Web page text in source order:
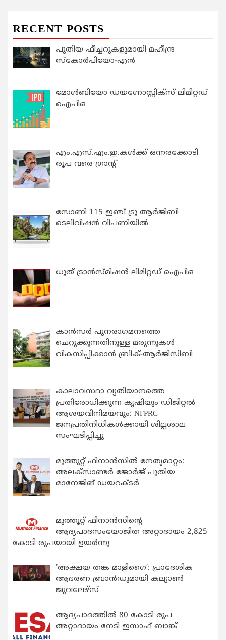
RECENT POSTS
പുതിയ ഫീച്ചറുകളുമായി മഹീന്ദ്ര
സ്കോർപിയോ-എൻ
മോൾബിയോ ഡയഗ്നോസ്റ്റിക്സ് ലിമിറ്റഡ്
ഐപിഒ
എം.എസ്.എം.ഇ.കൾക്ക് ഒന്നരക്കോടി
രൂപ വരെ ഗ്രാന്റ്
സോണി 115 ഇഞ്ച് ട്രൂ ആർജിബി
ടെലിവിഷൻ വിപണിയിൽ
ധൂത് ട്രാൻസ്മിഷൻ ലിമിറ്റഡ് ഐപിഒ
കാന്‍സര്‍ പുനരാഗമനത്തെ
ചെറുക്കുന്നതിനുള്ള മരുന്നുകള്‍
വികസിപ്പിക്കാന്‍ ബ്രിക്-ആര്‍ജിസിബി
കാലാവസ്ഥാ വ്യതിയാനത്തെ
പ്രതിരോധിക്കുന്ന കൃഷിയും ഡിജിറ്റൽ
ആശയവിനിമയവും: NFPRC
ജനപ്രതിനിധികൾക്കായി ശില്പശാല
സംഘടിപ്പിച്ചു
മുത്തൂറ്റ് ഫിനാൻസിൽ നേതൃമാറ്റം:
അലക്സാണ്ടർ ജോർജ് പുതിയ
മാനേജിങ് ഡയറക്ടർ
മുത്തൂറ്റ് ഫിനാൻസിന്റെ
ആദ്യപാദസംയോജിത അറ്റാദായം 2,825
കോടി രൂപയായി ഉയർന്നു
‘അക്ഷയ തങ്ക മാളിഗൈ’: പ്രാദേശിക
ആഭരണ ബ്രാന്‍ഡുമായി കല്യാണ്‍
ജുവലേഴ്‌സ്
ആദ്യപാദത്തിൽ 80 കോടി രൂപ
അറ്റാദായം നേടി ഇസാഫ് ബാങ്ക്